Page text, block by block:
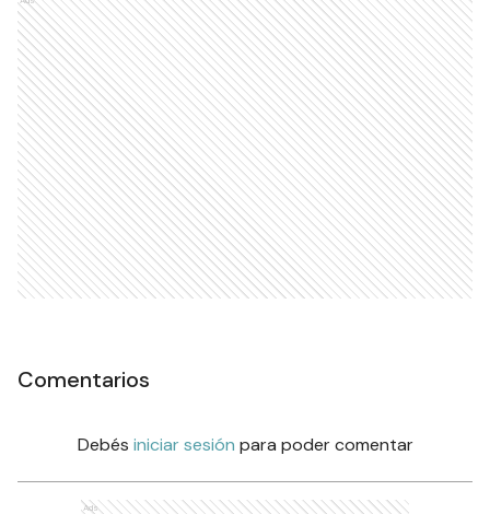
Comentarios
Debés iniciar sesión para poder comentar
Ads